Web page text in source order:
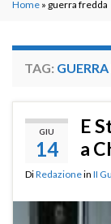
Home » guerra fredda
TAG:
GIU
14
E
a
DiRedazionein II